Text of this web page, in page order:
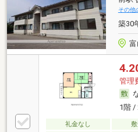
その他
築30
管理
1階 /
礼金なし